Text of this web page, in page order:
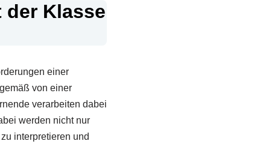
Klasse
einer
von einer
verarbeiten dabei
werden nicht nur
interpretieren und